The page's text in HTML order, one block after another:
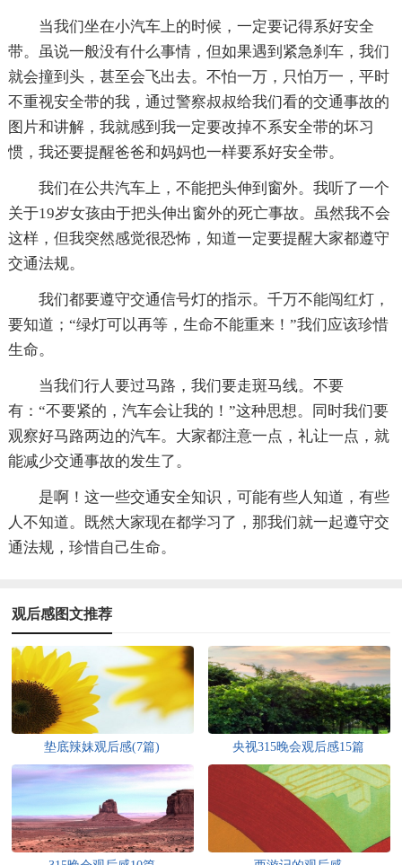
当我们坐在小汽车上的时候，一定要记得系好安全
带。虽说一般没有什么事情，但如果遇到紧急刹车，我们
就会撞到头，甚至会飞出去。不怕一万，只怕万一，平时
不重视安全带的我，通过警察叔叔给我们看的交通事故的
图片和讲解，我就感到我一定要改掉不系安全带的坏习
惯，我还要提醒爸爸和妈妈也一样要系好安全带。
我们在公共汽车上，不能把头伸到窗外。我听了一个
关于19岁女孩由于把头伸出窗外的死亡事故。虽然我不会
这样，但我突然感觉很恐怖，知道一定要提醒大家都遵守
交通法规。
我们都要遵守交通信号灯的指示。千万不能闯红灯，
要知道；“绿灯可以再等，生命不能重来！”我们应该珍惜
生命。
当我们行人要过马路，我们要走斑马线。不要
有：“不要紧的，汽车会让我的！”这种思想。同时我们要
观察好马路两边的汽车。大家都注意一点，礼让一点，就
能减少交通事故的发生了。
是啊！这一些交通安全知识，可能有些人知道，有些
人不知道。既然大家现在都学习了，那我们就一起遵守交
通法规，珍惜自己生命。
观后感图文推荐
垫底辣妹观后感(7篇) 央视315晚会观后感15篇